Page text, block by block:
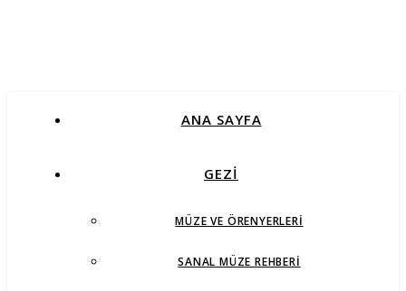
ANA SAYFA
GEZİ
MÜZE VE ÖRENYERLERI
SANAL MÜZE REHBERI